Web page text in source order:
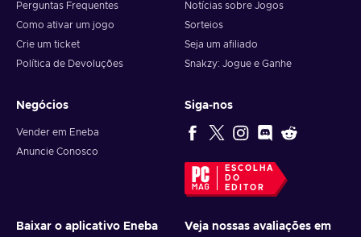
Perguntas Frequentes
Como ativar um jogo
Crie um ticket
Política de Devoluções
Notícias sobre Jogos
Sorteios
Seja um afiliado
Snakzy: Jogue e Ganhe
Negócios
Vender em Eneba
Anuncie Conosco
Siga-nos
ESCOLHA
DO
EDITOR
Baixar o aplicativo Eneba Veja nossas avaliações em